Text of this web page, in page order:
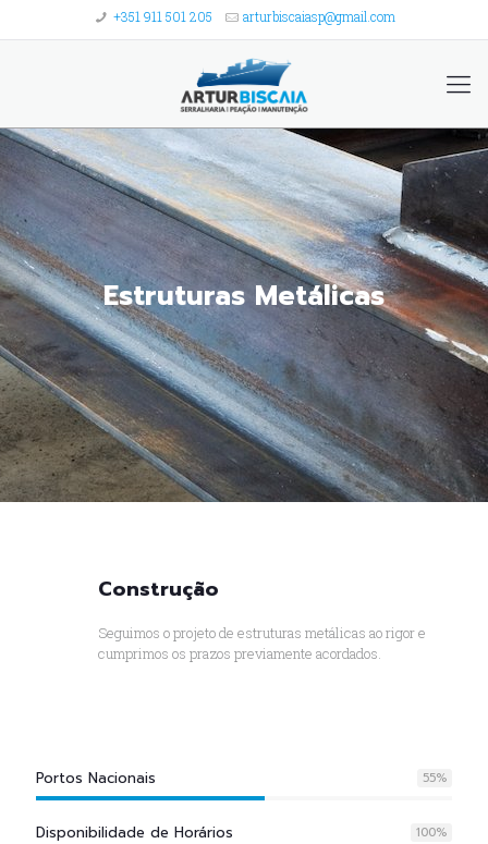
+351 911 501 205 arturbiscaiasp@gmail.com
Estruturas Metálicas
Construção
Seguimos o projeto de estruturas metálicas ao rigor e
cumprimos os prazos previamente acordados.
Portos Nacionais 55%
Disponibilidade de Horários 100%